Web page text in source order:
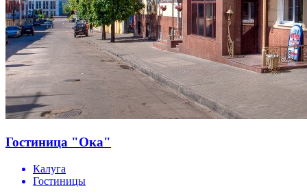
Гостиница "Ока"
Калуга
Гостиницы